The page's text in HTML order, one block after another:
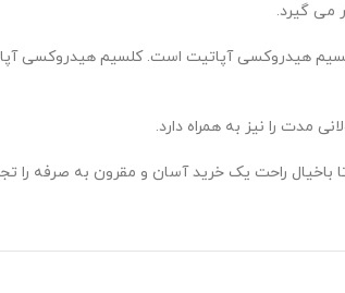
می گیرد.
در میلی لیتر بوده و دارای 1 درصد کلسیم هیدروکسی آپاتیت است.
مدت را نیز به همراه دارد.
باخیال راحت یک خرید آسان و مقرون به صرفه را